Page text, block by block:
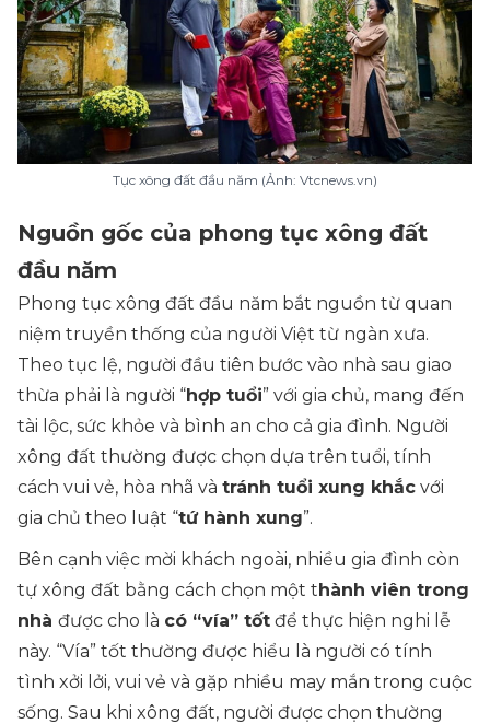
Tục xông đất đầu năm (Ảnh: Vtcnews.vn)
Nguồn gốc của phong tục xông đất
đầu năm
Phong tục xông đất đầu năm bắt nguồn từ quan
niệm truyền thống của người Việt từ ngàn xưa.
Theo tục lệ, người đầu tiên bước vào nhà sau giao
thừa phải là người “hợp tuổi” với gia chủ, mang đến
tài lộc, sức khỏe và bình an cho cả gia đình. Người
xông đất thường được chọn dựa trên tuổi, tính
cách vui vẻ, hòa nhã và tránh tuổi xung khắc với
gia chủ theo luật “tứ hành xung”.
Bên cạnh việc mời khách ngoài, nhiều gia đình còn
tự xông đất bằng cách chọn một thành viên trong
nhà được cho là có “vía” tốt để thực hiện nghi lễ
này. “Vía” tốt thường được hiểu là người có tính
tình xởi lởi, vui vẻ và gặp nhiều may mắn trong cuộc
sống. Sau khi xông đất, người được chọn thường